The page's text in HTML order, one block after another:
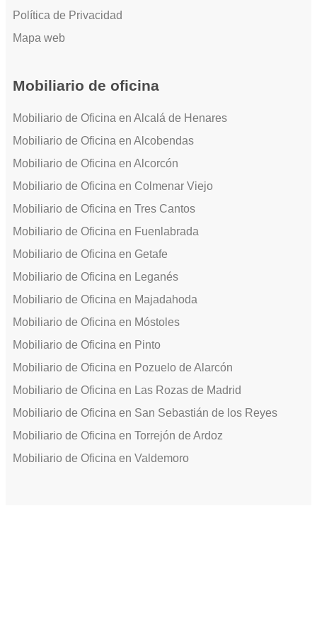
Política de Privacidad
Mapa web
Mobiliario de oficina
Mobiliario de Oficina en Alcalá de Henares
Mobiliario de Oficina en Alcobendas
Mobiliario de Oficina en Alcorcón
Mobiliario de Oficina en Colmenar Viejo
Mobiliario de Oficina en Tres Cantos
Mobiliario de Oficina en Fuenlabrada
Mobiliario de Oficina en Getafe
Mobiliario de Oficina en Leganés
Mobiliario de Oficina en Majadahoda
Mobiliario de Oficina en Móstoles
Mobiliario de Oficina en Pinto
Mobiliario de Oficina en Pozuelo de Alarcón
Mobiliario de Oficina en Las Rozas de Madrid
Mobiliario de Oficina en San Sebastián de los Reyes
Mobiliario de Oficina en Torrejón de Ardoz
Mobiliario de Oficina en Valdemoro